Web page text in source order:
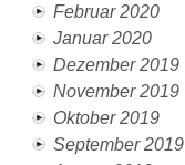
Februar 2020
Januar 2020
Dezember 2019
November 2019
Oktober 2019
September 2019